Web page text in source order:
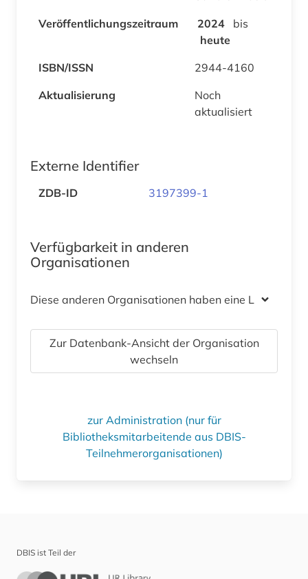
Veröffentlichungszeitraum
2024
bis
heute
ISBN/ISSN
2944-4160
Aktualisierung
Noch
aktualisiert
Externe Identifier
ZDB-ID 3197399-1
Verfügbarkeit in anderen
Organisationen
Diese anderen Organisationen haben eine Lizenz
Zur Datenbank-Ansicht der Organisation
wechseln
zur Administration (nur für
Bibliotheksmitarbeitende aus DBIS-
Teilnehmerorganisationen)
DBIS ist Teil der